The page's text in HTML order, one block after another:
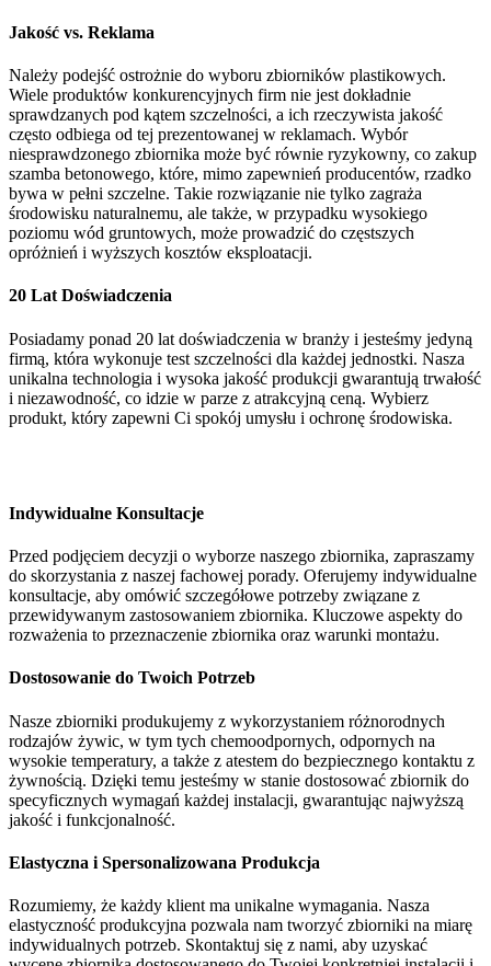
Jakość vs. Reklama
Należy podejść ostrożnie do wyboru zbiorników plastikowych.
Wiele produktów konkurencyjnych firm nie jest dokładnie
sprawdzanych pod kątem szczelności, a ich rzeczywista jakość
często odbiega od tej prezentowanej w reklamach. Wybór
niesprawdzonego zbiornika może być równie ryzykowny, co zakup
szamba betonowego, które, mimo zapewnień producentów, rzadko
bywa w pełni szczelne. Takie rozwiązanie nie tylko zagraża
środowisku naturalnemu, ale także, w przypadku wysokiego
poziomu wód gruntowych, może prowadzić do częstszych
opróżnień i wyższych kosztów eksploatacji.
20 Lat Doświadczenia
Posiadamy ponad 20 lat doświadczenia w branży i jesteśmy jedyną
firmą, która wykonuje test szczelności dla każdej jednostki. Nasza
unikalna technologia i wysoka jakość produkcji gwarantują trwałość
i niezawodność, co idzie w parze z atrakcyjną ceną. Wybierz
produkt, który zapewni Ci spokój umysłu i ochronę środowiska.
Indywidualne Konsultacje
Przed podjęciem decyzji o wyborze naszego zbiornika, zapraszamy
do skorzystania z naszej fachowej porady. Oferujemy indywidualne
konsultacje, aby omówić szczegółowe potrzeby związane z
przewidywanym zastosowaniem zbiornika. Kluczowe aspekty do
rozważenia to przeznaczenie zbiornika oraz warunki montażu.
Dostosowanie do Twoich Potrzeb
Nasze zbiorniki produkujemy z wykorzystaniem różnorodnych
rodzajów żywic, w tym tych chemoodpornych, odpornych na
wysokie temperatury, a także z atestem do bezpiecznego kontaktu z
żywnością. Dzięki temu jesteśmy w stanie dostosować zbiornik do
specyficznych wymagań każdej instalacji, gwarantując najwyższą
jakość i funkcjonalność.
Elastyczna i Spersonalizowana Produkcja
Rozumiemy, że każdy klient ma unikalne wymagania. Nasza
elastyczność produkcyjna pozwala nam tworzyć zbiorniki na miarę
indywidualnych potrzeb. Skontaktuj się z nami, aby uzyskać